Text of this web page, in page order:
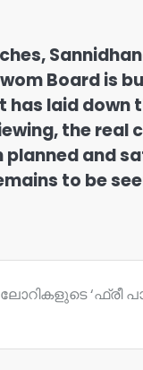
Board is
laid
the
and
to be
‘ഫ്രീ